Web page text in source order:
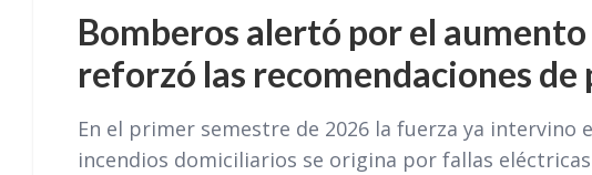
Bomberos alertó por el
reforzó las recomendaciones de
En el primer semestre de 2026 la fuerza ya intervino
incendios domiciliarios se origina por fallas